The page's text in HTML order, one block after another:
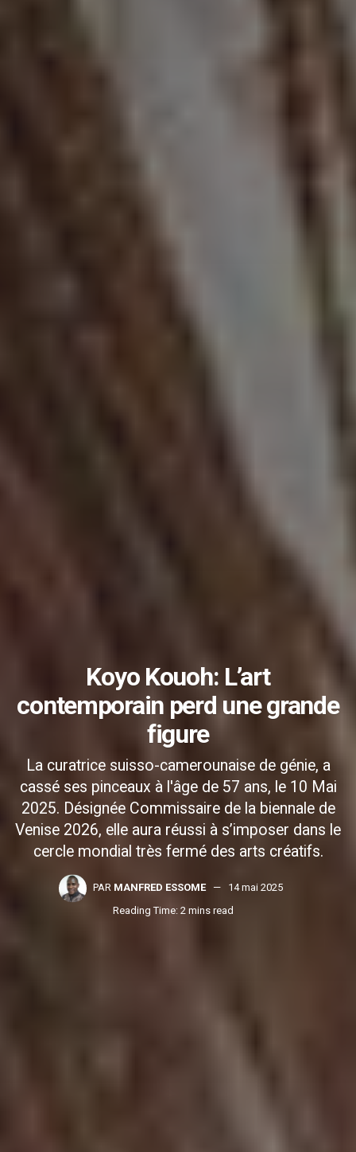
Koyo Kouoh: L’art
contemporain perd une grande
figure
La curatrice suisso-camerounaise de génie, a
cassé ses pinceaux à l'âge de 57 ans, le 10 Mai
2025. Désignée Commissaire de la biennale de
Venise 2026, elle aura réussi à s’imposer dans le
cercle mondial très fermé des arts créatifs.
PAR MANFRED ESSOME
14 mai 2025
Reading Time: 2 mins read